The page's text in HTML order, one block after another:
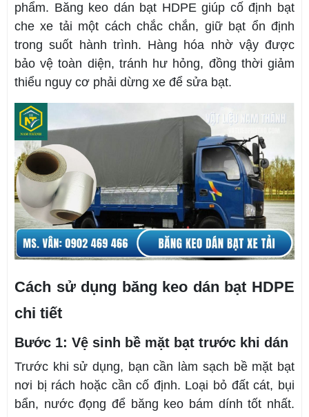
phẩm. Băng keo dán bạt HDPE giúp cố định bạt
che xe tải một cách chắc chắn, giữ bạt ổn định
trong suốt hành trình. Hàng hóa nhờ vậy được
bảo vệ toàn diện, tránh hư hỏng, đồng thời giảm
thiểu nguy cơ phải dừng xe để sửa bạt.
Cách sử dụng băng keo dán bạt HDPE
chi tiết
Bước 1: Vệ sinh bề mặt bạt trước khi dán
Trước khi sử dụng, bạn cần làm sạch bề mặt bạt
nơi bị rách hoặc cần cố định. Loại bỏ đất cát, bụi
bẩn, nước đọng để băng keo bám dính tốt nhất.